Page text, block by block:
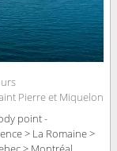
Pierre et Miquelon
point -
> La Romaine >